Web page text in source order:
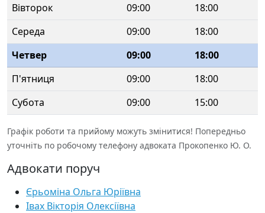
Вівторок
09:00
18:00
Середа
09:00
18:00
Четвер
09:00
18:00
П'ятниця
09:00
18:00
Субота
09:00 15:00
Графік роботи та прийому можуть змінитися! Попередньо
уточніть по робочому телефону адвоката Прокопенко Ю. О.
Адвокати поруч
Єрьоміна Ольга Юріївна
Івах Вікторія Олексіївна